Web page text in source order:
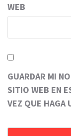
WEB
GUARDAR MI
SITIO WEB EN
VEZ QUE HAGA